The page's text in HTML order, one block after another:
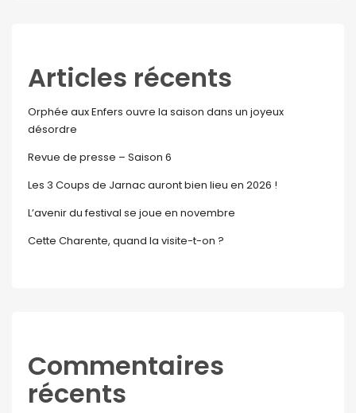
Articles récents
Orphée aux Enfers ouvre la saison dans un joyeux
désordre
Revue de presse – Saison 6
Les 3 Coups de Jarnac auront bien lieu en 2026 !
L’avenir du festival se joue en novembre
Cette Charente, quand la visite-t-on ?
Commentaires
récents